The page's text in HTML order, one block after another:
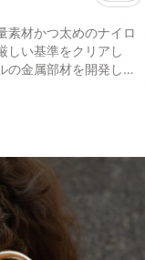
間※当社の商品は無投
が短いことをご理解い
、その日のうちに食べ
保存 与え方 急に全量
慣れさせてからお使い
5日目まずはいつもの
のオーガニックフー
合が2:1～3:1になるま
間を目安に全量をones
す。1パック（具材
1食分を目安にお作り
の量は個体差が大きく
素材かつ太めのナイロ
しい基準をクリアし
の金属部材を開発し、
をクリアしています。
には、手触りの良い
愛犬に着用させること
: 2.5cm <素材> 持ち手
ン